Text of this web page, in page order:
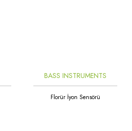
BASS INSTRUMENTS
Florür İyon Sensörü